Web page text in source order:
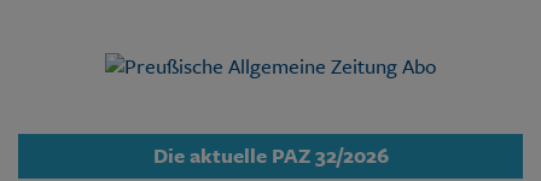
Die aktuelle PAZ 32/2026